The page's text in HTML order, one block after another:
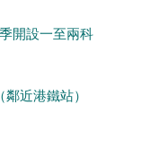
開設一至兩科
近港鐵站）